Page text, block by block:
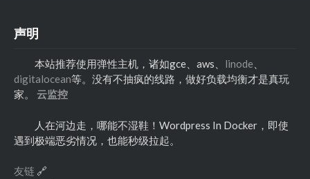
声明
本站推荐使用弹性主机，诸如gce、aws、 linode
digitalocean等。没有不抽疯的线路，做好负载均衡才是真玩
家。 云监控
人在河边走，哪能不湿鞋！Wordpress In Docker，即使
遇到极端恶劣情况，也能秒级拉起。
友链 🔗